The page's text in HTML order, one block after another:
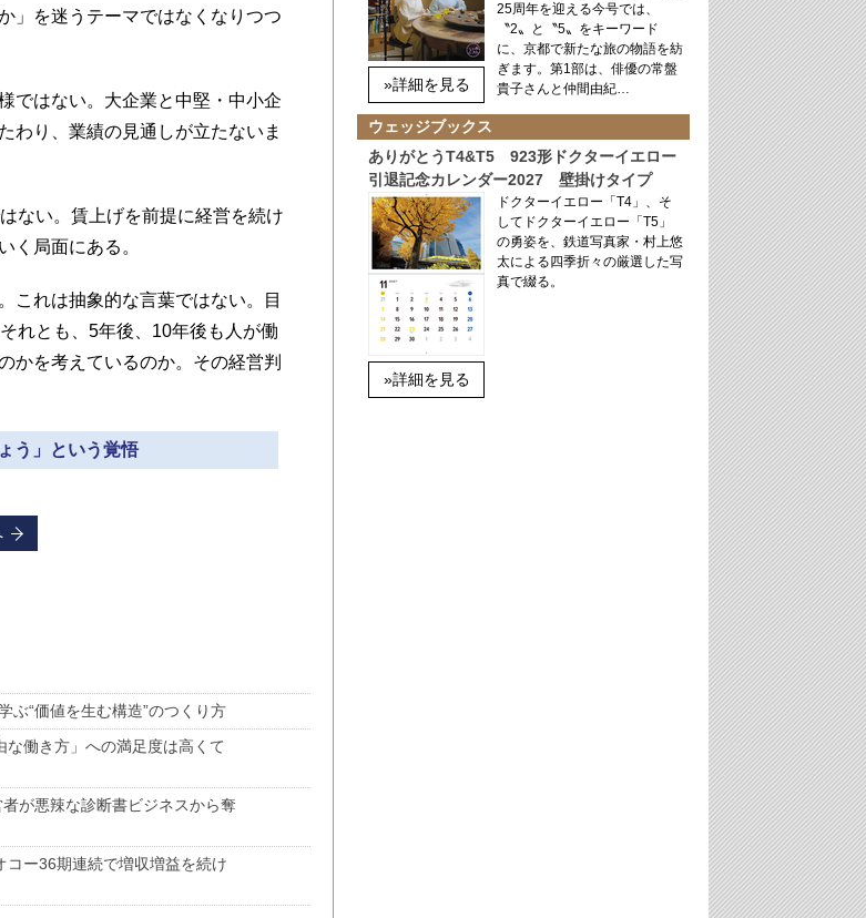
」を迷うテーマではなくなりつつ
ではない。大企業と中堅・中小企
わり、業績の見通しが立たないま
ない。賃上げを前提に経営を続け
く局面にある。
これは抽象的な言葉ではない。目
れとも、5年後、10年後も人が働
かを考えているのか。その経営判
う」という覚悟
ぶ“価値を生む構造”のつくり方
働き方」への満足度は高くて
が悪辣な診断書ビジネスから奪
ー36期連続で増収増益を続け
»詳細を見る
25周年を迎える今号では、
〝2〟と〝5〟をキーワード
に、京都で新たな旅の物語を紡
ぎます。第1部は、俳優の常盤
貴子さんと仲間由紀…
ウェッジブックス
ありがとうT4&T5 923形ドクターイエロー
引退記念カレンダー2027 壁掛けタイプ
»詳細を見る
ドクターイエロー「T4」、そ
してドクターイエロー「T5」
の勇姿を、鉄道写真家・村上悠
太による四季折々の厳選した写
真で綴る。